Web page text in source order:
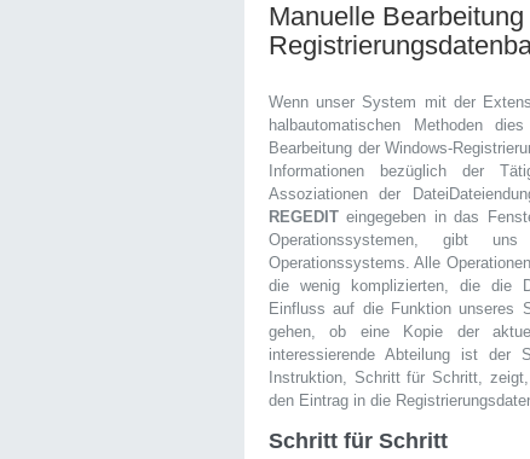
Manuelle
Wenn unser System mit der
halbautomatischen Methoden
Bearbeitung der Windows-
Informationen bezüglich der
Assoziationen der
REGEDIT eingegeben in das
Operationssystemen, gibt
Operationssystems. Alle
die wenig komplizierten, die die
Einfluss auf die Funktion unseres
gehen, ob eine Kopie der
interessierende Abteilung ist der
Instruktion, Schritt für Schritt,
den Eintrag in die
Schritt für Schritt